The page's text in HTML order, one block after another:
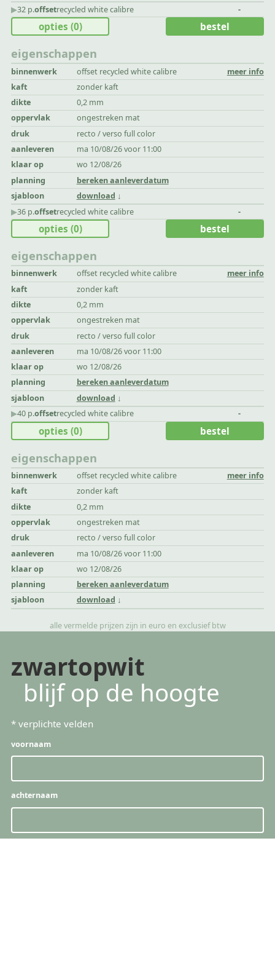
▶︎32 p.offsetrecycled white calibre -
eigenschappen
binnenwerk offset recycled white calibre
meer info
kaft
zonder kaft
dikte
0,2 mm
oppervlak
ongestreken mat
druk
recto / verso full color
aanleveren
ma 10/08/26 voor 11:00
klaar op
wo 12/08/26
planning
bereken aanleverdatum
sjabloon
download
opties (0) bestel
▶︎36 p.offsetrecycled white calibre -
eigenschappen
binnenwerk offset recycled white calibre
meer info
kaft
zonder kaft
dikte
0,2 mm
oppervlak
ongestreken mat
druk
recto / verso full color
aanleveren
ma 10/08/26 voor 11:00
klaar op
wo 12/08/26
planning
bereken aanleverdatum
sjabloon
download
opties (0) bestel
▶︎40 p.offsetrecycled white calibre -
eigenschappen
binnenwerk offset recycled white calibre
meer info
kaft
zonder kaft
dikte
0,2 mm
oppervlak
ongestreken mat
druk
recto / verso full color
aanleveren
ma 10/08/26 voor 11:00
klaar op
wo 12/08/26
planning
bereken aanleverdatum
sjabloon
download
opties (0) bestel
alle vermelde prijzen zijn in euro en exclusief btw
zwartopwit
blijf op de hoogte
* verplichte velden
voornaam
achternaam